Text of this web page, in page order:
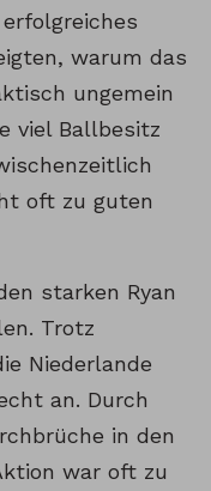
warum das
ungemein
viel Ballbesitz
oft zu guten
starken Ryan
Trotz
Niederlande
an. Durch
in den
war oft zu